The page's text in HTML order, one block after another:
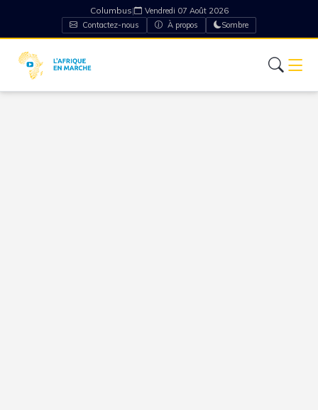
Columbus|
Vendredi 07 Août 2026
Contactez-nous
À propos Sombre